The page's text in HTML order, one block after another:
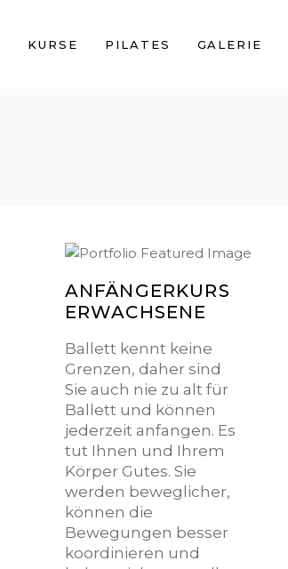
KURSE PILATES GALERIE
ANFÄNGERKURS
ERWACHSENE